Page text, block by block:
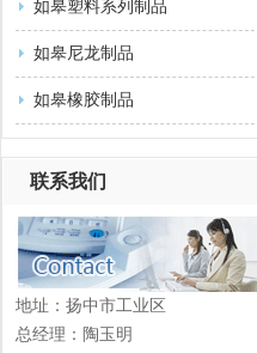
如皋塑料系列制品
如皋尼龙制品
如皋橡胶制品
联系我们
地址：扬中市工业区
总经理：陶玉明